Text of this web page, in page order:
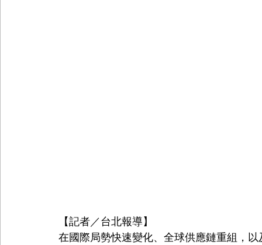
【記者／台北報導】
在國際局勢快速變化、全球供應鏈重組，